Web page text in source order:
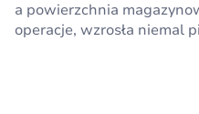
a powierzchnia
operacje, wzrosła niemal